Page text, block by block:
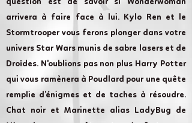
question est de savoir si Wonderwoman
arrivera à faire face à lui. Kylo Ren et le
Stormtrooper vous ferons plonger dans votre
univers Star Wars munis de sabre lasers et de
Droïdes. N'oublions pas non plus Harry Potter
qui vous ramènera à Poudlard pour une quête
remplie d’énigmes et de taches à résoudre.
Chat noir et Marinette alias LadyBug de